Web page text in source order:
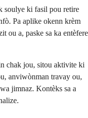
soulye ki fasil pou retire
Pa aplike okenn krèm
ou a, paske sa ka entèfere
chak jou, sitou aktivite ki
anviwònman travay ou,
jimnaz. Kontèks sa a